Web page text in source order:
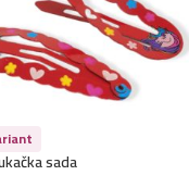
sada